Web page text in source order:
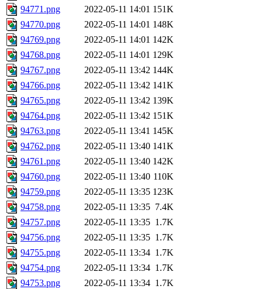
94771.png
2022-05-11 14:01 151K
94770.png
2022-05-11 14:01 148K
94769.png
2022-05-11 14:01 142K
94768.png
2022-05-11 14:01 129K
94767.png
2022-05-11 13:42 144K
94766.png
2022-05-11 13:42 141K
94765.png
2022-05-11 13:42 139K
94764.png
2022-05-11 13:42 151K
94763.png
2022-05-11 13:41 145K
94762.png
2022-05-11 13:40 141K
94761.png
2022-05-11 13:40 142K
94760.png
2022-05-11 13:40 110K
94759.png
2022-05-11 13:35 123K
94758.png
2022-05-11 13:35 7.4K
94757.png
2022-05-11 13:35 1.7K
94756.png
2022-05-11 13:35 1.7K
94755.png
2022-05-11 13:34 1.7K
94754.png
2022-05-11 13:34 1.7K
94753.png
2022-05-11 13:34 1.7K